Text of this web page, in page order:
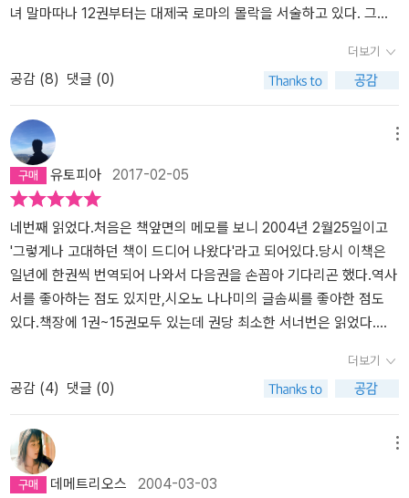
람이 목숨을 앗아가게 된 결과가 되었다. 이런 혼란의 와중 속에 지
하는 중대한 원인을 제공한다. 경제와 국방에 대한 나름대로의 경험
과 지식으로 제국에 대한 사명감을 가지고 있던 원로원이 자신의 이
익을 위해 이합집산이 되고 제국과는 별개의 각 개개인의 이익에 맞
는 황제인지 아닌지, 자신에 이익이 되는 법인지 아닌지에 만 치중하
는 일개 이익집단으로 변모 되면서 군단병을 주축으로 한 황제선출은
몰락하는 제국을 다시 원상 복귀하지 못하고 쓰러져 가는 형세가 점
차 가중되어 간다. 저자는 제국 몰락의 원인 중에 하나로 카라칼라
의 안토니누스 칙령으로 인한 로마시민과 속주민의 차이를 없앰으로
인한 제정 결핍과 방위체제의 문제를 거론하고 있다. 로마의 전투 방
식은 단순간의 지략과 힘으로 하는 것이 아니라 “로마군은 병참으로
이긴다”는 말과 같이 막대한 물량 공세를 통한 힘의 축적이 결국 전쟁
의 승리를 안을 수 있었으나 안토니누스 칙령으로 인한 속주세가 없
인한 방위선 붕괴는 지역주민의 생활을 피폐하게 만들었으며, 이로
인한 방위선의 붕괴로 이어지는 결과가 되었다. 저자가 지적 했듯
이 야만족의 침입은 도적의 수준으로 기마병 형태의 속전 속결의 전
투 방식과 기동력을 바탕으로 하는데 대한 로마군의 체제 정비가 이
루어지지 않았다는 것이다. 이런 힌트는 아우렐리아누스가 기동력을
주력으로 짧은 기간 동안의 분열되어 있는 제국을 원상 복구하고, 침
녀 말마따나 12권부터는 대제국 로마의 몰락을 서술하고 있다. 그녀
를 담담하게 서술하는 듯 하다.그러나 원래 이 시리즈가 역사평설이
라는 이름하에 그녀의 주관이 강하게 개입되어 있고 그녀또한 그것을
부정하지 않는다. 또한 그것이 이 책의 매력이다.그렇지만 이 권은 그
러한 그녀의 주관이 가장 많이 개입된 권이 아닌가 싶다. 사실과 업적
을 서술한 뒤에 그녀의 멘트가 꼭 들어가 있으며 멘트만으로도 괜찮
은데 '한것은 아니었을까???' -서프라이즈 도 아니고..- 라는 추측이
들어가 있으니 아쉽다.물론 그녀는 그것이 그녀나름의 논리에 둔 추
측임을 밝히고 있다.하지만 처음 로마사를 읽는 사람들, 혹은 바탕(스
키마)가 약한 사람들은 그녀의 추측을 강하게 받아들여서 시오노가
추측한 것을 사실인양 받아들일 우려가 크다.조심해서 읽는 다고 했
지만 나에게도 내 생각이라고 굳게 믿고 있는 시오노의 추측이 존재
할 지도 모른다.그렇기 때문에 이책을 읽는 내내 균형감각을 갖추기
없었다.그리고 이 책의 장점 또 하나드물게 동양인시각에서 쓴 서양
사이다.그러다보니 저자는 동양과 서양의 차이를 강하게 인지하고 있
다.서양학자들은 당연시 넘어갈 사사로운 동서양의 차이말이다. 그러
한 것이 10권에서 길과 벽의 차이, 12권에서는 왕권에 대한 견해 차
이,무녀에 대한 차이에까지 하나하나 지적한다. 그런 지적을 읽을때
마다 2000년전부터 동서양은 이렇게 달랐었나 라고 다시금 생각하
더보기
공감 (8) 댓글 (0)
유토피아 2017-02-05
네번째 읽었다.처음은 책앞면의 메모를 보니 2004년 2월25일이고
'그렇게나 고대하던 책이 드디어 나왔다'라고 되어있다.당시 이책은
일년에 한권씩 번역되어 나와서 다음권을 손꼽아 기다리곤 했다.역사
서를 좋아하는 점도 있지만,시오노 나나미의 글솜씨를 좋아한 점도
있다.책장에 1권~15권모두 있는데 권당 최소한 서너번은 읽었다.다
다.로마제국은 철인황제 마르쿠스 아우렐리우스를 정점으로 그 아들
콤모두스때부터 내리막길을 걷기 시작했고,그 이후부터는 붕괴의 속
도가 빨라졌다.황제는 대부분 암살로 생을 마감했고,가장 긴 치세가
고작5~6년이다.군인황제들이 득세했고,원로원은 유명무실해졌으
며,제국의 방위선이 무너지며 '팍스로마나'는 먼 옛날얘기가 됐다.농
경지는 황폐해지고 통화가치는 하락하고 물가는 상승하는 삶이 어려
더보기
공감 (4) 댓글 (0)
데메트리오스 2004-03-03